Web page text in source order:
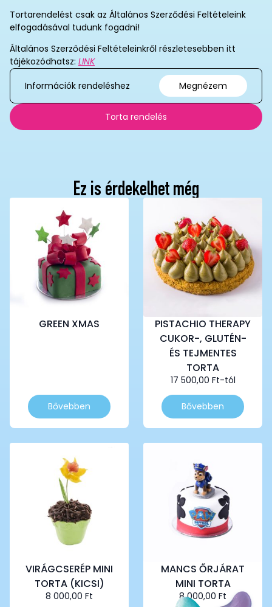
Tortarendelést csak az Általános Szerződési Feltételeink
elfogadásával tudunk fogadni!
Általános Szerződési Feltételeinkről részletesebben itt
tájékozódhatsz: LINK
Információk rendeléshez
Megnézem
Torta rendelés
Ez is érdekelhet még
GREEN XMAS
Bővebben
Ennek
a
terméknek
változatok
termékoldalon
választhatók
PISTACHIO THERAPY
CUKOR-, GLUTÉN-
ÉS TEJMENTES
TORTA
17 500,00 Ft-tól
Bővebben
Ennek
a
terméknek
változatok
termékoldalon
választhatók
VIRÁGCSERÉP MINI
TORTA (KICSI)
8 000,00 Ft
MANCS ŐRJÁRAT
MINI TORTA
8 000,00 Ft